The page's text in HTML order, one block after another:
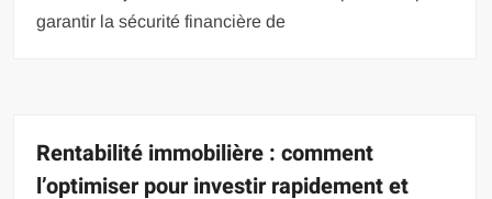
garantir la sécurité financière de
Rentabilité immobilière : comment
l’optimiser pour investir rapidement et